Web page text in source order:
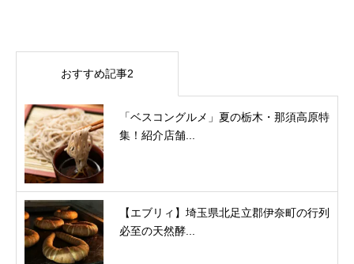
おすすめ記事2
「ベスコングルメ」夏の栃木・那須高原特
集！紹介店舗...
【エブリィ】埼玉県北足立郡伊奈町の行列
必至の天然酵...